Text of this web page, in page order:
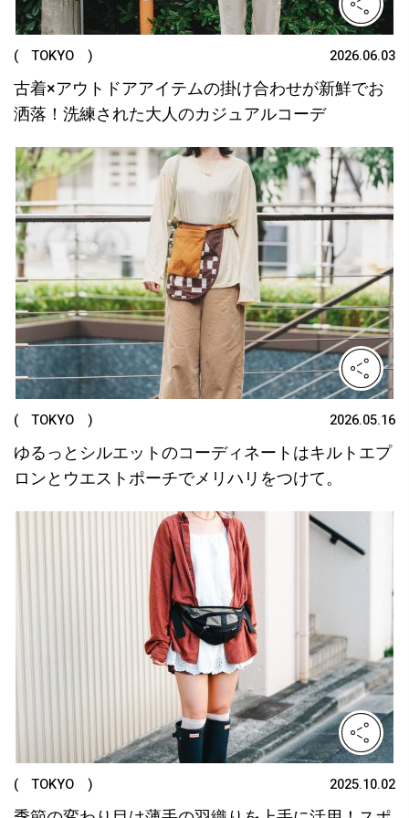
( TOKYO ) 2026.06.03
古着×アウトドアアイテムの掛け合わせが新鮮でお
洒落！洗練された大人のカジュアルコーデ
( TOKYO ) 2026.05.16
ゆるっとシルエットのコーディネートはキルトエプ
ロンとウエストポーチでメリハリをつけて。
( TOKYO ) 2025.10.02